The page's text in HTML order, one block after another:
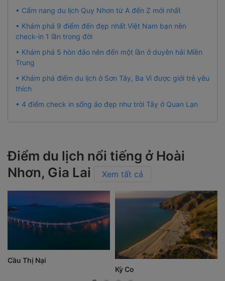
• Cẩm nang du lịch Quy Nhơn từ A đến Z mới nhất
• Khám phá 9 điểm đến đẹp nhất Việt Nam bạn nên
check-in 1 lần trong đời
• Khám phá 5 hòn đảo nên đến một lần ở duyên hải Miền
Trung
• Khám phá điểm du lịch ở Sơn Tây, Ba Vì được giới trẻ yêu
thích
• 4 điểm check in sống ảo đẹp như trời Tây ở Quan Lạn
Điểm du lịch nổi tiếng ở Hoài
Nhơn, Gia Lai
Xem tất cả
Cầu Thị Nại
Kỳ Co